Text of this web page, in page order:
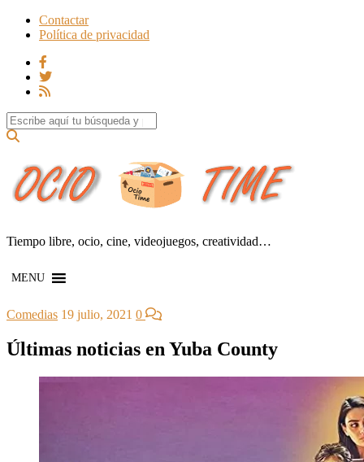
Contactar
Política de privacidad
Search for:
Tiempo libre, ocio, cine, videojuegos, creatividad…
MENU
Comedias 19 julio, 2021 0
Últimas noticias en Yuba County